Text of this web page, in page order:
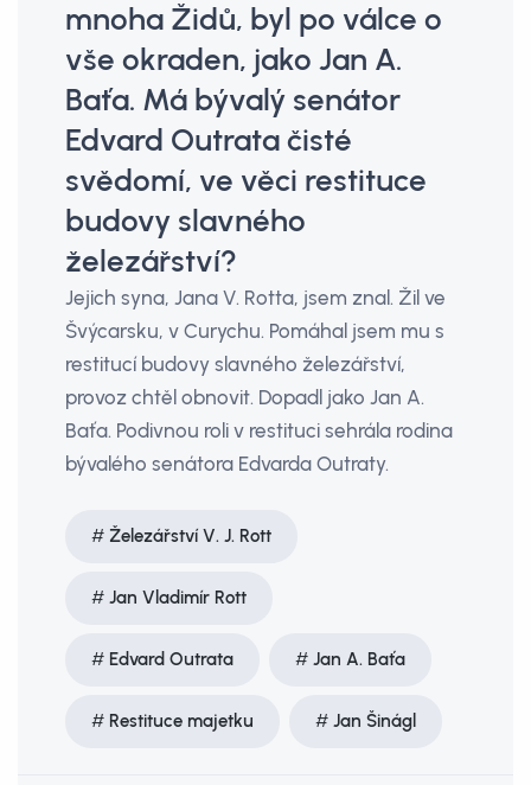
mnoha Židů, byl po válce o
vše okraden, jako Jan A.
Baťa. Má bývalý senátor
Edvard Outrata čisté
svědomí, ve věci restituce
budovy slavného
železářství?
Jejich syna, Jana V. Rotta, jsem znal. Žil ve
Švýcarsku, v Curychu. Pomáhal jsem mu s
restitucí budovy slavného železářství,
provoz chtěl obnovit. Dopadl jako Jan A.
Baťa. Podivnou roli v restituci sehrála rodina
bývalého senátora Edvarda Outraty.
Železářství V. J. Rott
Jan Vladimír Rott
Edvard Outrata Jan A. Baťa
Restituce majetku Jan Šinágl